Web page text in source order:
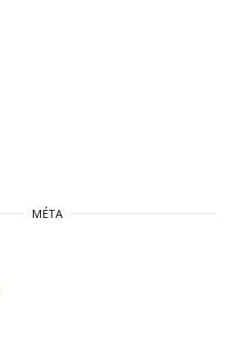
MÉTA